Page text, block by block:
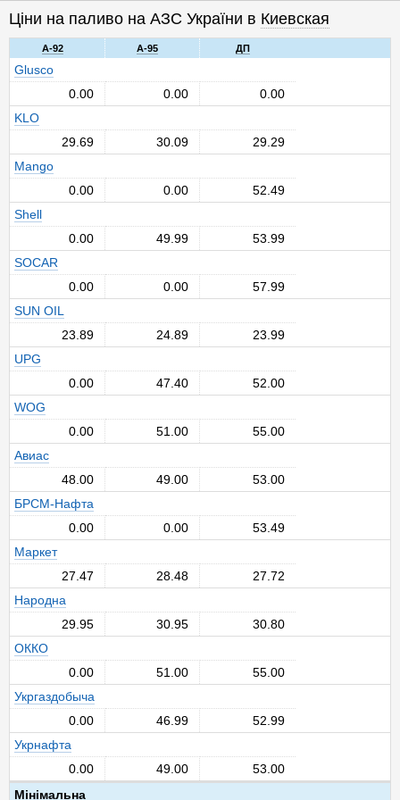
Ціни на паливо на АЗС України в Киевская
A-92 A-95 ДП
Мінімальна
Glusco
0.00
0.00
0.00
KLO
29.69
30.09
29.29
Mango
0.00
0.00
52.49
Shell
0.00
49.99
53.99
SOCAR
0.00
0.00
57.99
SUN OIL
23.89
24.89
23.99
UPG
0.00
47.40
52.00
WOG
0.00
51.00
55.00
Авиас
48.00
49.00
53.00
БРСМ-Нафта
0.00
0.00
53.49
Маркет
27.47
28.48
27.72
Народна
29.95
30.95
30.80
ОККО
0.00
51.00
55.00
Укргаздобыча
0.00
46.99
52.99
Укрнафта
0.00
49.00 53.00